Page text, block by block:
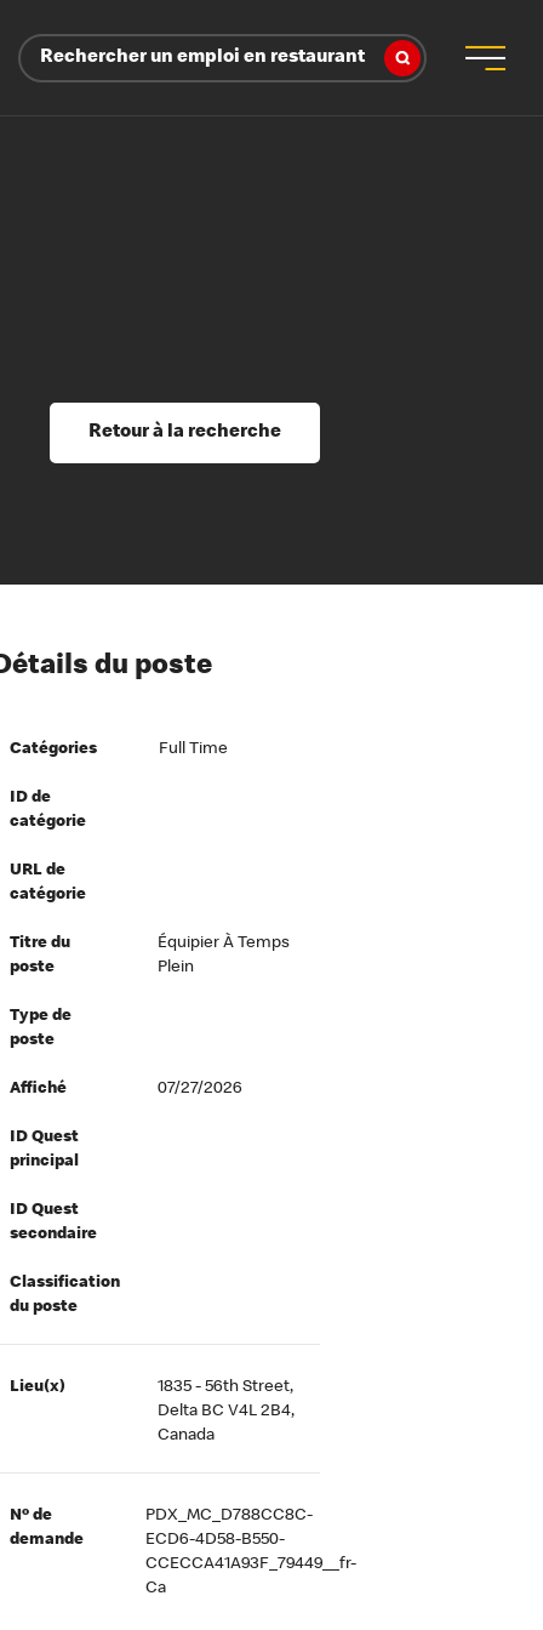
Rechercher un emploi en restaurant
et perfectionnement
du savoir
à l’égard de nos employés
directeurs
équité et inclusion
au travail
Retour à la recherche
du poste
Catégories Full Time
ID de
catégorie
URL de
catégorie
Titre du
poste
Équipier À Temps
Plein
Type de
poste
Affiché 07/27/2026
ID Quest
principal
ID Quest
secondaire
Classification
du poste
Lieu(x)
1835 - 56th Street,
Delta BC V4L 2B4,
Canada
Nº de
demande
PDX_MC_D788CC8C-
ECD6-4D58-B550-
CCECCA41A93F_79449__fr-
Ca